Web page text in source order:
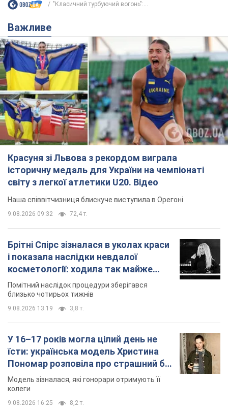
"Класичний турбуючий вогонь":...
Важливе
Красуня зі Львова з рекордом виграла
історичну медаль для України на чемпіонаті
світу з легкої атлетики U20. Відео
Наша співвітчизниця блискуче виступила в Орегоні
9.08.2026 09:32 72,4 т.
Брітні Спірс зізналася в уколах краси
і показала наслідки невдалої
косметології: ходила так майже
місяць
Помітний наслідок процедури зберігався
близько чотирьох тижнів
9.08.2026 13:19 3,8 т.
У 16–17 років могла цілий день не
їсти: українська модель Христина
Пономар розповіла про страшний бік
модельної кар’єри
Модель зізналася, які гонорари отримують її
колеги
9.08.2026 16:25 8,2 т.